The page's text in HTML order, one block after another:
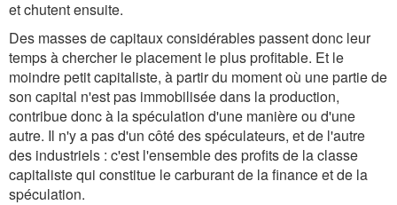
et chutent ensuite.
Des masses de capitaux considérables passent donc leur
temps à chercher le placement le plus profitable. Et le
moindre petit capitaliste, à partir du moment où une partie de
son capital n'est pas immobilisée dans la production,
contribue donc à la spéculation d'une manière ou d'une
autre. Il n'y a pas d'un côté des spéculateurs, et de l'autre
des industriels : c'est l'ensemble des profits de la classe
capitaliste qui constitue le carburant de la finance et de la
spéculation.